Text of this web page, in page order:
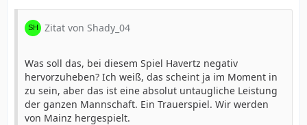
Zitat von Shady_04
Was soll das, bei diesem Spiel Havertz negativ
hervorzuheben? Ich weiß, das scheint ja im Moment in
zu sein, aber das ist eine absolut untaugliche Leistung
der ganzen Mannschaft. Ein Trauerspiel. Wir werden
von Mainz hergespielt.